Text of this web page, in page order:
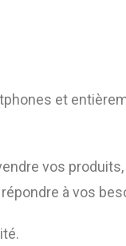
et
vos
à vos